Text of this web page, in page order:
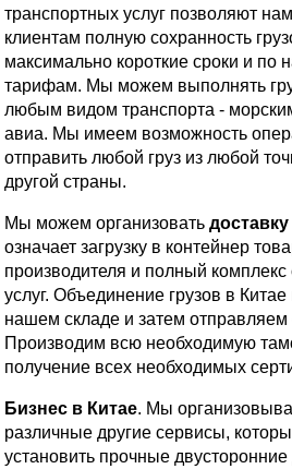
транспортных услуг позволяют
клиентам полную сохранность
максимально короткие сроки и по
тарифам. Мы можем выполнять
любым видом транспорта -
авиа. Мы имеем возможность
отправить любой груз из любой
другой страны.
Мы можем организовать
означает загрузку в контейнер
производителя и полный
услуг. Объединение грузов в
нашем складе и затем
Производим всю необходимую
получение всех необходимых
Бизнес в Китае. Мы
различные другие сервисы,
установить прочные